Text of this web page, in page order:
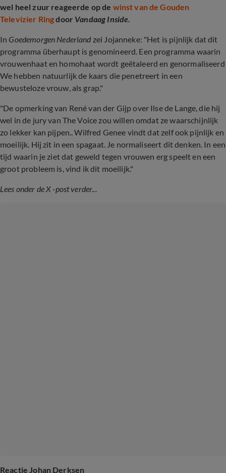
wel heel zuur reageerde op de winst van de Gouden
Televizier Ringdoor Vandaag Inside.
In Goedemorgen Nederland zei Jojanneke: "Het is pijnlijk dat dit
programma überhaupt is genomineerd. Een programma waarin
vrouwenhaat en homohaat wordt geëtaleerd en genormaliseerd
We hebben natuurlijk de kaars die penetreert in een
bewusteloze vrouw, als grap."
"De opmerking van René van der Gijp over Ilse de Lange, die hij
wel in de jury van The Voice zou willen omdat ze waarschijnlijk
zo lekker kan pijpen.. Wilfred Genee vindt dat zelf ook pijnlijk en
moeilijk. Hij zit in een spagaat. Je normaliseert dit denken. In een
tijd waarin je ziet dat geweld tegen vrouwen erg speelt en een
groot probleem is, vind ik dit moeilijk."
Lees onder de X -post verder...
Reactie Johan Derksen